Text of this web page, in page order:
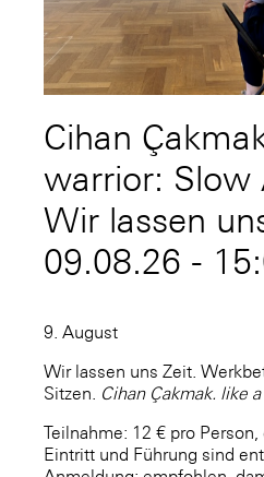
Cihan
warrior: Slow
Wir lassen
09.08.26 -
9. August
Wir lassen uns Zeit.
Sitzen.
Cihan Çakmak. like
Teilnahme: 12 € pro
Eintritt und Führung sind